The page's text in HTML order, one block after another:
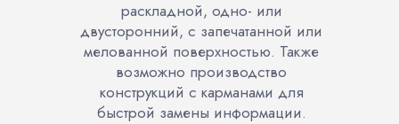
раскладной, одно- или
двусторонний, с запечатанной или
мелованной поверхностью. Также
возможно производство
конструкций с карманами для
быстрой замены информации.